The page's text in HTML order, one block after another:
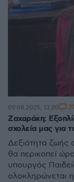
Ζαχαράκη:
σχολεία μας για
Δεξιότητα ζωής
θα περικοπεί
υπουργός
ολοκληρώνεται
09.08.2025, 13:20 21